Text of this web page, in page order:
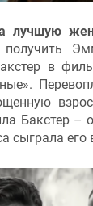
лучшую
в
Бакстер –
сыграла его